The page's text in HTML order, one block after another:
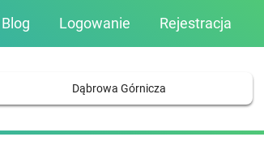
Blog Logowanie Rejestracja
Dąbrowa Górnicza